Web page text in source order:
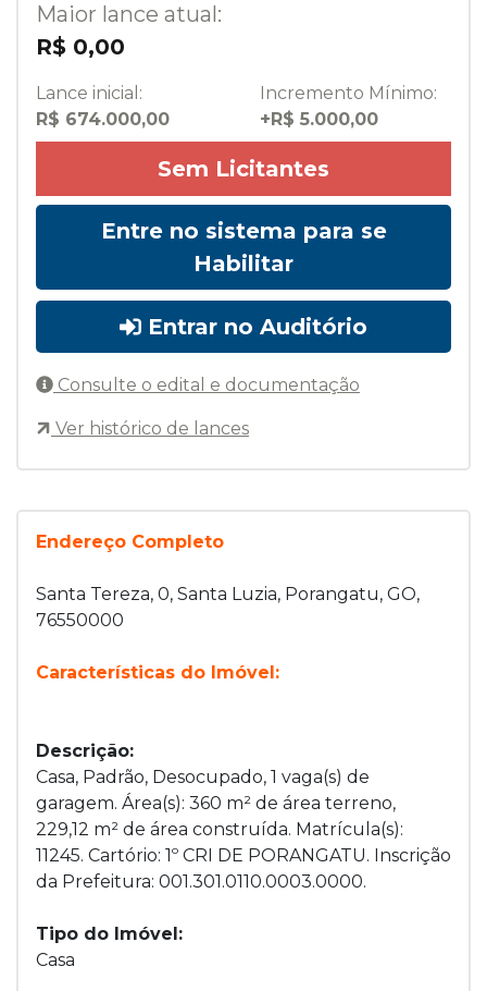
Endereço Completo
Santa Tereza, 0, Santa Luzia, Porangatu, GO,
76550000
Características do Imóvel:
Descrição:
Casa, Padrão, Desocupado, 1 vaga(s) de
garagem. Área(s): 360 m² de área terreno,
229,12 m² de área construída. Matrícula(s):
11245. Cartório: 1º CRI DE PORANGATU. Inscrição
da Prefeitura: 001.301.0110.0003.0000.
Tipo do Imóvel:
Casa
Maior lance atual:
R$ 0,00
Lance inicial:
R$ 674.000,00
Incremento Mínimo:
+R$ 5.000,00
Sem Licitantes
Entre no sistema para se
Habilitar
Entrar no Auditório
Consulte o edital e documentação
Ver histórico de lances